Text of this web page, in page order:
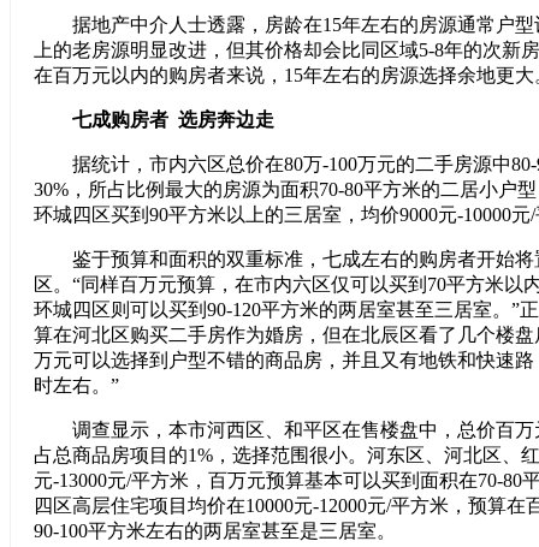
据地产中介人士透露，房龄在15年左右的房源通常户型
上的老房源明显改进，但其价格却会比同区域5-8年的次新
在百万元以内的购房者来说，15年左右的房源选择余地更大
七成购房者 选房奔边走
据统计，市内六区总价在80万-100万元的二手房源中80-
30%，所占比例最大的房源为面积70-80平方米的二居小户
环城四区买到90平方米以上的三居室，均价9000元-10000元
鉴于预算和面积的双重标准，七成左右的购房者开始将
区。“同样百万元预算，在市内六区仅可以买到70平方米以
环城四区则可以买到90-120平方米的两居室甚至三居室。”
算在河北区购买二手房作为婚房，但在北辰区看了几个楼
万元可以选择到户型不错的商品房，并且又有地铁和快速
时左右。”
调查显示，本市河西区、和平区在售楼盘中，总价百万
占总商品房项目的1%，选择范围很小。河东区、河北区、
元-13000元/平方米，百万元预算基本可以买到面积在70-80
四区高层住宅项目均价在10000元-12000元/平方米，预算在
90-100平方米左右的两居室甚至是三居室。